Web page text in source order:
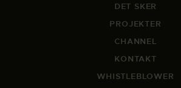
DET SKER
PROJEKTER
CHANNEL
KONTAKT
WHISTLEBLOWER